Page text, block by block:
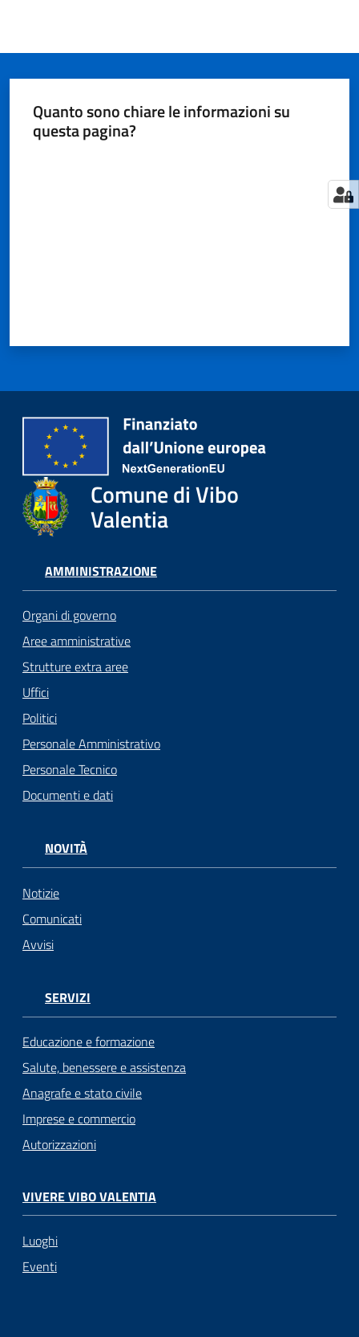
Quanto sono chiare le informazioni su
questa pagina?
Comune di Vibo
Valentia
AMMINISTRAZIONE
Organi di governo
Aree amministrative
Strutture extra aree
Uffici
Politici
Personale Amministrativo
Personale Tecnico
Documenti e dati
NOVITÀ
Notizie
Comunicati
Avvisi
SERVIZI
Educazione e formazione
Salute, benessere e assistenza
Anagrafe e stato civile
Imprese e commercio
Autorizzazioni
VIVERE VIBO VALENTIA
Luoghi
Eventi